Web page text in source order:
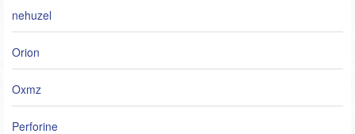
nehuzel
Orion
Oxmz
Perforine